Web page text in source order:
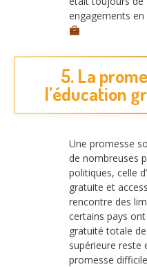
engagements en
5. La
l’éducation
Une promesse
de nombreuses
politiques, celle
gratuite et
rencontre des
certains pays
gratuité totale de
supérieure reste
promesse